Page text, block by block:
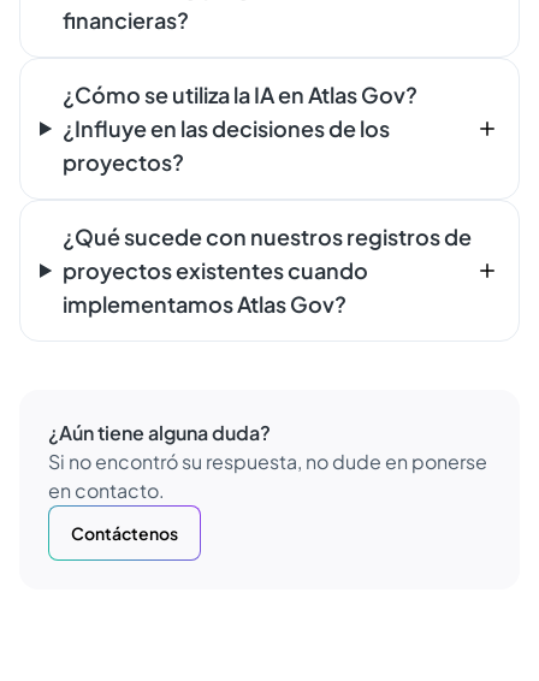
financieras?
¿Cómo se utiliza la IA en Atlas Gov?
¿Influye en las decisiones de los
proyectos?
¿Qué sucede con nuestros registros de
proyectos existentes cuando
implementamos Atlas Gov?
¿Aún tiene alguna duda?
Si no encontró su respuesta, no dude en ponerse
en contacto.
Contáctenos